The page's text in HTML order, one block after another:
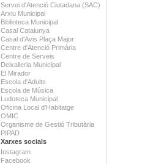
Servei d'Atenció Ciutadana (SAC)
Arxiu Municipal
Biblioteca Municipal
Casal Catalunya
Casal d'Avis Plaça Major
Centre d'Atenció Primària
Centre de Serveis
Deixalleria Municipal
El Mirador
Escola d'Adults
Escola de Música
Ludoteca Municipal
Oficina Local d'Habitatge
OMIC
Organisme de Gestió Tributària
PIPAD
Xarxes socials
Instagram
Facebook